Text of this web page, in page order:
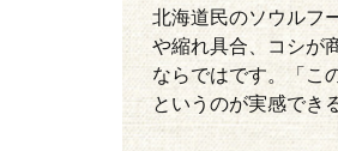
北海道民のソウルフ
や縮れ具合、コシが
ならではです。「こ
というのが実感でき